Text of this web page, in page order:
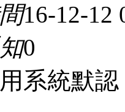
16-12-12
0
系統默認